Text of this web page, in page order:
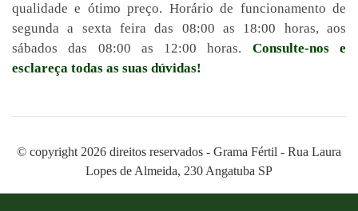
qualidade e ótimo preço. Horário de funcionamento de
segunda a sexta feira das 08:00 as 18:00 horas, aos
sábados das 08:00 as 12:00 horas. Consulte-nos e
esclareça todas as suas dúvidas!
© copyright 2026 direitos reservados - Grama Fértil - Rua Laura
Lopes de Almeida, 230 Angatuba SP